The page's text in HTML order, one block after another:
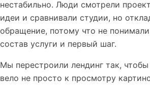
нестабильно. Люди смотрели
идеи и сравнивали студии, но
обращение, потому что не
состав услуги и первый шаг.
Мы перестроили лендинг так,
вело не просто к просмотру